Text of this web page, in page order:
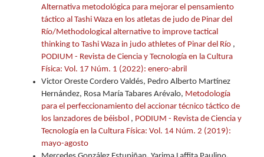
Alternativa metodológica para mejorar el pensamiento
táctico al Tashi Waza en los atletas de judo de Pinar del
Río/Methodological alternative to improve tactical
thinking to Tashi Waza in judo athletes of Pinar del Río ,
PODIUM - Revista de Ciencia y Tecnología en la Cultura
Física: Vol. 17 Núm. 1 (2022): enero-abril
Victor Oreste Cordero Valdés, Pedro Alberto Martínez
Hernández, Rosa María Tabares Arévalo, Metodología
para el perfeccionamiento del accionar técnico táctico de
los lanzadores de béisbol , PODIUM - Revista de Ciencia y
Tecnología en la Cultura Física: Vol. 14 Núm. 2 (2019):
mayo-agosto